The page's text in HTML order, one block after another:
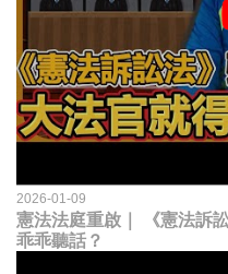
2026-01-09
憲法法庭重啟｜ 《憲法訴
乖乖聽話？